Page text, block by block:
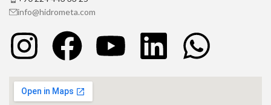
info@hidrometa.com